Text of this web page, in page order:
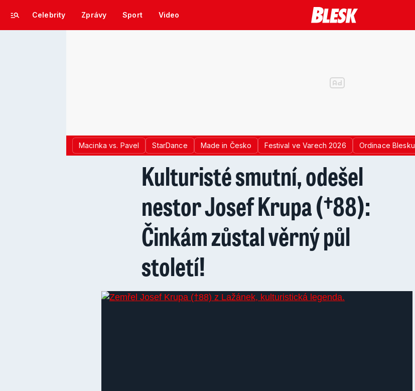
Celebrity Zprávy Sport Video
Macinka vs. Pavel StarDance Made in Česko Festival ve Varech 2026 Ordinace Blesku
Kulturisté smutní, odešel
nestor Josef Krupa (†88):
Činkám zůstal věrný půl
století!